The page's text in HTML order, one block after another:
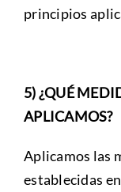
principios
5) ¿QUÉ
APLICAMOS?
Aplicamos las
establecidas